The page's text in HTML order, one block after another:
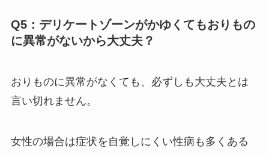
Q5：デリケートゾーンがかゆくてもおりもの
に異常がないから大丈夫？
おりものに異常がなくても、必ずしも大丈夫とは
言い切れません。
女性の場合は症状を自覚しにくい性病も多くある